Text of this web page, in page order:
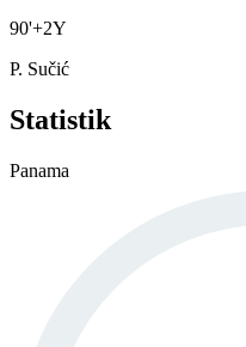
90'+2Y
P. Sučić
Statistik
Panama